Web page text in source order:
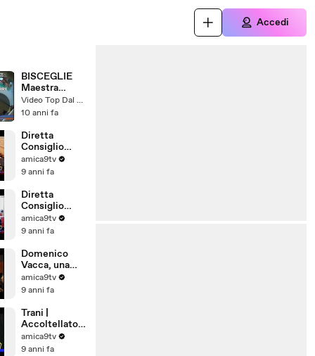
Accedi
BISCEGLIE
Maestra
picchia i
piccoli
Video Top Dal Web
10 anni fa
Diretta
Consiglio
Comunale di
Barletta del
amica9tv
9 anni fa
Diretta
Consiglio
Comunale di
Barletta del
amica9tv
9 anni fa
Domenico
Vacca, una
storia tutta
pugliese
amica9tv
9 anni fa
Trani |
Accoltellato
28enne in Via
Ognissanti
amica9tv
9 anni fa